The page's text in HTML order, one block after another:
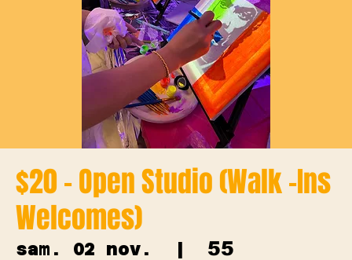
$20 - Open Studio (Walk -Ins
Welcomes)
sam. 02 nov.
  |
55